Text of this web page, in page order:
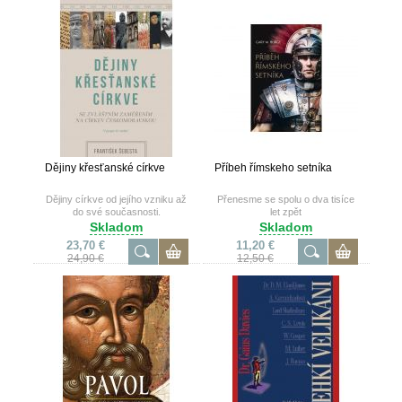
Dějiny křesťanské církve
Dějiny církve od jejího vzniku až
do své současnosti.
Skladom
23,70 €
24,90 €
Příbeh římskeho setníka
Přenesme se spolu o dva tisíce
let zpět
Skladom
11,20 €
12,50 €